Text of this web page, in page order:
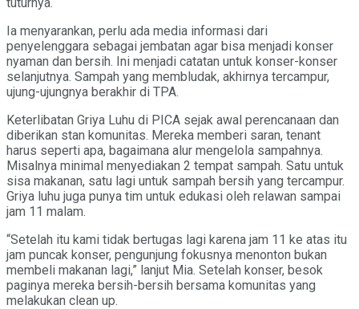
Ia menyarankan, perlu ada media informasi dari
penyelenggara sebagai jembatan agar bisa menjadi konser
nyaman dan bersih. Ini menjadi catatan untuk konser-konser
selanjutnya. Sampah yang membludak, akhirnya tercampur,
ujung-ujungnya berakhir di TPA.
Keterlibatan Griya Luhu di PICA sejak awal perencanaan dan
diberikan stan komunitas. Mereka memberi saran, tenant
harus seperti apa, bagaimana alur mengelola sampahnya.
Misalnya minimal menyediakan 2 tempat sampah. Satu untuk
sisa makanan, satu lagi untuk sampah bersih yang tercampur.
Griya luhu juga punya tim untuk edukasi oleh relawan sampai
jam 11 malam.
“Setelah itu kami tidak bertugas lagi karena jam 11 ke atas itu
jam puncak konser, pengunjung fokusnya menonton bukan
membeli makanan lagi,” lanjut Mia. Setelah konser, besok
paginya mereka bersih-bersih bersama komunitas yang
melakukan clean up.